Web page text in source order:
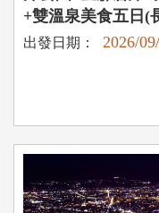
+雙溫泉美食五日(
出發日期： 2026/